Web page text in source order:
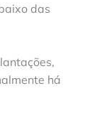
das
há